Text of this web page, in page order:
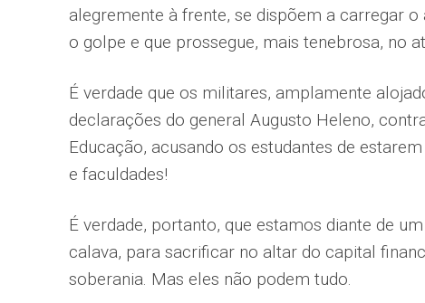
alegremente à frente, se dispõem a carregar
o golpe e que prossegue, mais tenebrosa, no
É verdade que os militares, amplamente
declarações do general Augusto Heleno,
Educação, acusando os estudantes de
e faculdades!
É verdade, portanto, que estamos diante de
calava, para sacrificar no altar do capital
soberania. Mas eles não podem tudo.